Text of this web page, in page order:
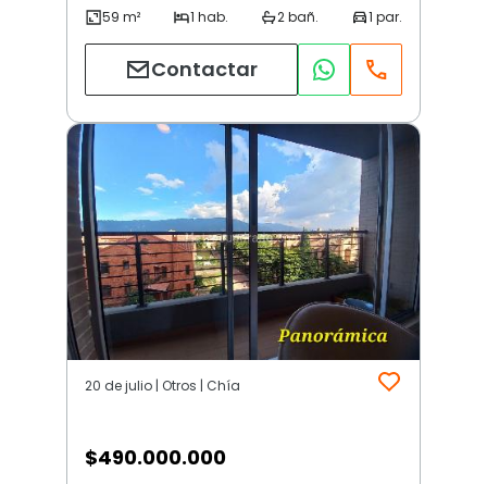
Contactar
20 de julio | Otros | Chía
$490.000.000